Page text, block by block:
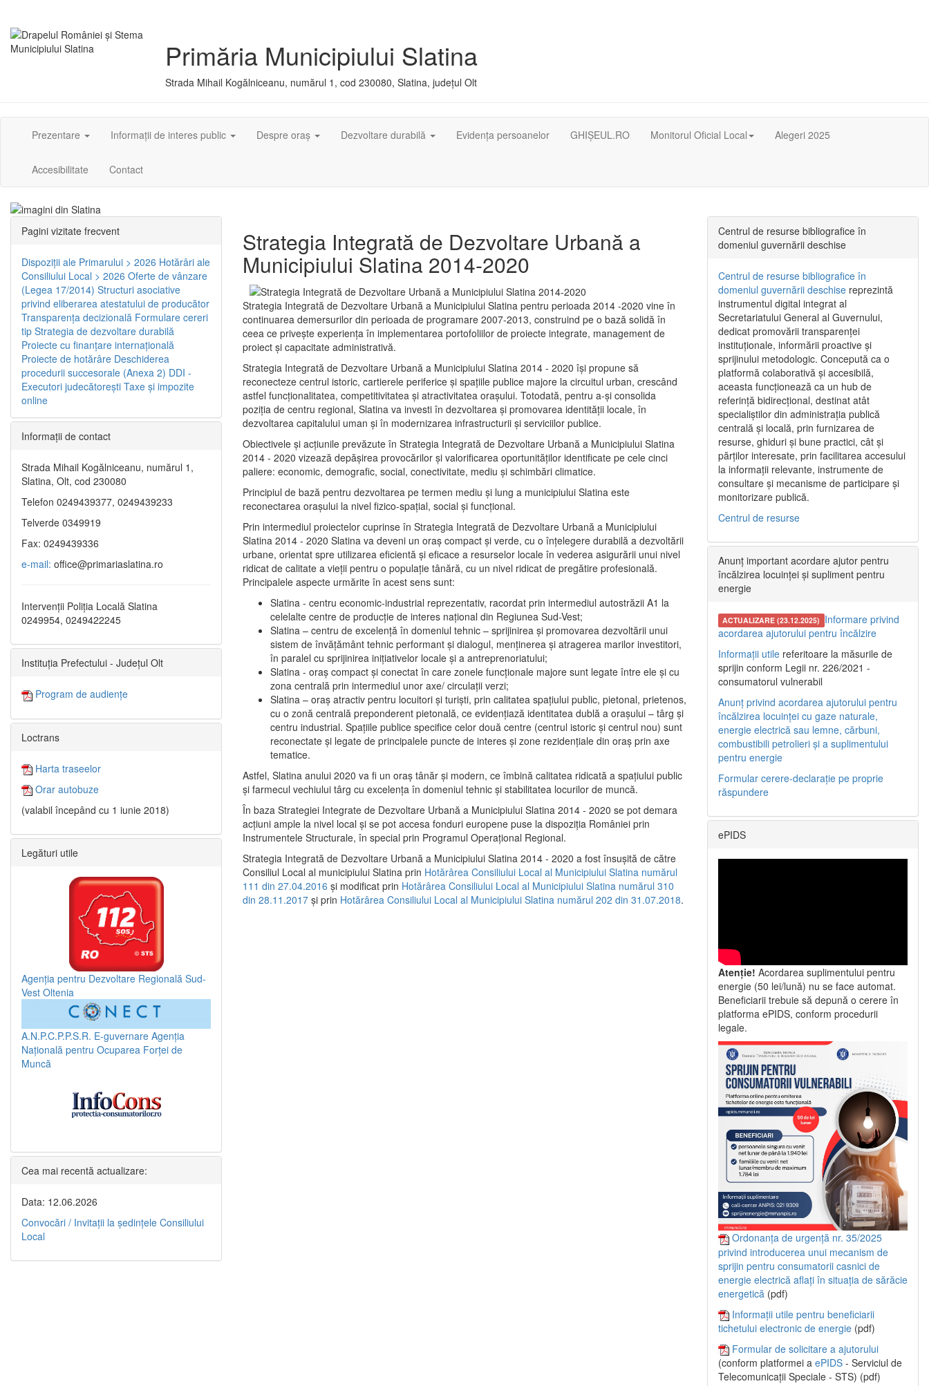
Primăria Municipiului Slatina
Strada Mihail Kogălniceanu, numărul 1, cod 230080, Slatina, județul Olt
Prezentare Informații de interes public Despre oraș Dezvoltare durabilă Evidența persoanelor GHIȘEUL.RO Monitorul Oficial Local Alegeri 2025
Accesibilitate Contact
Strategia Integrată de Dezvoltare Urbană a
Municipiului Slatina 2014-2020
Strategia Integrată de Dezvoltare Urbană a Municipiului Slatina pentru perioada 2014 -2020 vine în
continuarea demersurilor din perioada de programare 2007-2013, construind pe o bază solidă în
ceea ce priveşte experienţa în implementarea portofoliilor de proiecte integrate, management de
proiect și capacitate administrativă.
Strategia Integrată de Dezvoltare Urbană a Municipiului Slatina 2014 - 2020 își propune să
reconecteze centrul istoric, cartierele periferice şi spaţiile publice majore la circuitul urban, crescând
astfel funcţionalitatea, competitivitatea şi atractivitatea oraşului. Totodată, pentru a-şi consolida
poziţia de centru regional, Slatina va investi în dezvoltarea şi promovarea identităţii locale, în
dezvoltarea capitalului uman şi în modernizarea infrastructurii şi serviciilor publice.
Obiectivele şi acţiunile prevăzute în Strategia Integrată de Dezvoltare Urbană a Municipiului Slatina
2014 - 2020 vizează depășirea provocărilor şi valorificarea oportunităţilor identificate pe cele cinci
paliere: economic, demografic, social, conectivitate, mediu şi schimbări climatice.
Principiul de bază pentru dezvoltarea pe termen mediu şi lung a municipiului Slatina este
reconectarea oraşului la nivel fizico-spaţial, social şi funcţional.
Prin intermediul proiectelor cuprinse în Strategia Integrată de Dezvoltare Urbană a Municipiului
Slatina 2014 - 2020 Slatina va deveni un oraş compact şi verde, cu o înţelegere durabilă a dezvoltării
urbane, orientat spre utilizarea eficientă şi eficace a resurselor locale în vederea asigurării unui nivel
ridicat de calitate a vieţii pentru o populaţie tânără, cu un nivel ridicat de pregătire profesională.
Principalele aspecte urmărite în acest sens sunt:
Slatina - centru economic-industrial reprezentativ, racordat prin intermediul autostrăzii A1 la
celelalte centre de producţie de interes naţional din Regiunea Sud-Vest;
Slatina – centru de excelenţă în domeniul tehnic – sprijinirea şi promovarea dezvoltării unui
sistem de învăţământ tehnic performant şi dialogul, menţinerea şi atragerea marilor investitori,
în paralel cu sprijinirea iniţiativelor locale şi a antreprenoriatului;
Slatina - oraş compact şi conectat în care zonele funcţionale majore sunt legate între ele şi cu
zona centrală prin intermediul unor axe/ circulații verzi;
Slatina – oraş atractiv pentru locuitori şi turişti, prin calitatea spaţiului public, pietonal, prietenos,
cu o zonă centrală preponderent pietonală, ce evidenţiază identitatea dublă a oraşului – târg şi
centru industrial. Spaţiile publice specifice celor două centre (centrul istoric şi centrul nou) sunt
reconectate şi legate de principalele puncte de interes şi zone rezidenţiale din oraş prin axe
tematice.
Astfel, Slatina anului 2020 va fi un oraş tânăr şi modern, ce îmbină calitatea ridicată a spaţiului public
şi farmecul vechiului târg cu excelenţa în domeniul tehnic şi stabilitatea locurilor de muncă.
În baza Strategiei Integrate de Dezvoltare Urbană a Municipiului Slatina 2014 - 2020 se pot demara
acţiuni ample la nivel local şi se pot accesa fonduri europene puse la dispoziţia României prin
Instrumentele Structurale, în special prin Programul Operațional Regional.
Strategia Integrată de Dezvoltare Urbană a Municipiului Slatina 2014 - 2020 a fost însuşită de către
Consiliul Local al municipiului Slatina prin Hotărârea Consiliului Local al Municipiului Slatina numărul
111 din 27.04.2016 și modificat prin Hotărârea Consiliului Local al Municipiului Slatina numărul 310
din 28.11.2017 și prin Hotărârea Consiliului Local al Municipiului Slatina numărul 202 din 31.07.2018.
Pagini vizitate frecvent
Dispoziţii ale Primarului > 2026 Hotărâri ale
Consiliului Local > 2026 Oferte de vânzare
(Legea 17/2014) Structuri asociative
privind eliberarea atestatului de producător
Transparenţa decizională Formulare cereri
tip Strategia de dezvoltare durabilă
Proiecte cu finanţare internaţională
Proiecte de hotărâre Deschiderea
procedurii succesorale (Anexa 2) DDI -
Executori judecătorești Taxe şi impozite
online
Informaţii de contact
Strada Mihail Kogălniceanu, numărul 1,
Slatina, Olt, cod 230080
Telefon 0249439377, 0249439233
Telverde 0349919
Fax: 0249439336
e-mail: office@primariaslatina.ro
Intervenții Poliția Locală Slatina
0249954, 0249422245
Instituția Prefectului - Județul Olt
Program de audiențe
Loctrans
Harta traseelor
Orar autobuze
(valabil începând cu 1 iunie 2018)
Legături utile
Agenția pentru Dezvoltare Regională Sud-
Vest Oltenia
A.N.P.C.P.P.S.R. E-guvernare Agenția
Națională pentru Ocuparea Forței de
Muncă
Cea mai recentă actualizare:
Data: 12.06.2026
Convocări / Invitaţii la şedinţele Consiliului
Local
Centrul de resurse bibliografice în
domeniul guvernării deschise
Centrul de resurse bibliografice în
domeniul guvernării deschise reprezintă
instrumentul digital integrat al
Secretariatului General al Guvernului,
dedicat promovării transparenței
instituționale, informării proactive și
sprijinului metodologic. Concepută ca o
platformă colaborativă și accesibilă,
aceasta funcționează ca un hub de
referință bidirecțional, destinat atât
specialiștilor din administrația publică
centrală și locală, prin furnizarea de
resurse, ghiduri și bune practici, cât și
părților interesate, prin facilitarea accesului
la informații relevante, instrumente de
consultare și mecanisme de participare și
monitorizare publică.
Centrul de resurse
Anunț important acordare ajutor pentru
încălzirea locuinței și supliment pentru
energie
ACTUALIZARE (23.12.2025) Informare privind
acordarea ajutorului pentru încălzire
Informații utile referitoare la măsurile de
sprijin conform Legii nr. 226/2021 -
consumatorul vulnerabil
Anunț privind acordarea ajutorului pentru
încălzirea locuinței cu gaze naturale,
energie electrică sau lemne, cărbuni,
combustibili petrolieri și a suplimentului
pentru energie
Formular cerere-declarație pe proprie
răspundere
ePIDS
Atenție! Acordarea suplimentului pentru
energie (50 lei/lună) nu se face automat.
Beneficiarii trebuie să depună o cerere în
platforma ePIDS, conform procedurii
legale.
Ordonanța de urgență nr. 35/2025
privind introducerea unui mecanism de
sprijin pentru consumatorii casnici de
energie electrică aflați în situația de sărăcie
energetică (pdf)
Informații utile pentru beneficiarii
tichetului electronic de energie (pdf)
Formular de solicitare a ajutorului
(conform platformei a ePIDS - Serviciul de
Telecomunicații Speciale - STS) (pdf)